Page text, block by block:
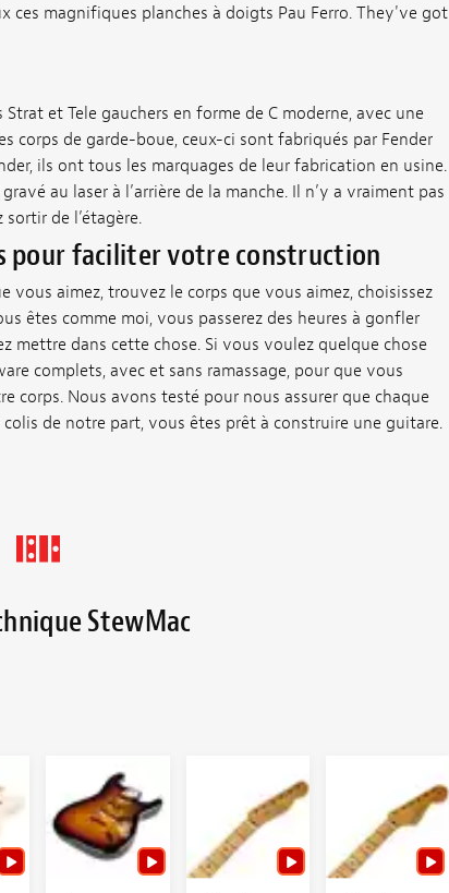
ces magnifiques planches à doigts Pau Ferro. They've got
et Tele gauchers en forme de C moderne, avec une
corps de garde-boue, ceux-ci sont fabriqués par Fender
ils ont tous les marquages de leur fabrication en usine.
au laser à l’arrière de la manche. Il n’y a vraiment pas
de l’étagère.
pour faciliter votre construction
vous aimez, trouvez le corps que vous aimez, choisissez
êtes comme moi, vous passerez des heures à gonfler
mettre dans cette chose. Si vous voulez quelque chose
complets, avec et sans ramassage, pour que vous
corps. Nous avons testé pour nous assurer que chaque
de notre part, vous êtes prêt à construire une guitare.
StewMac